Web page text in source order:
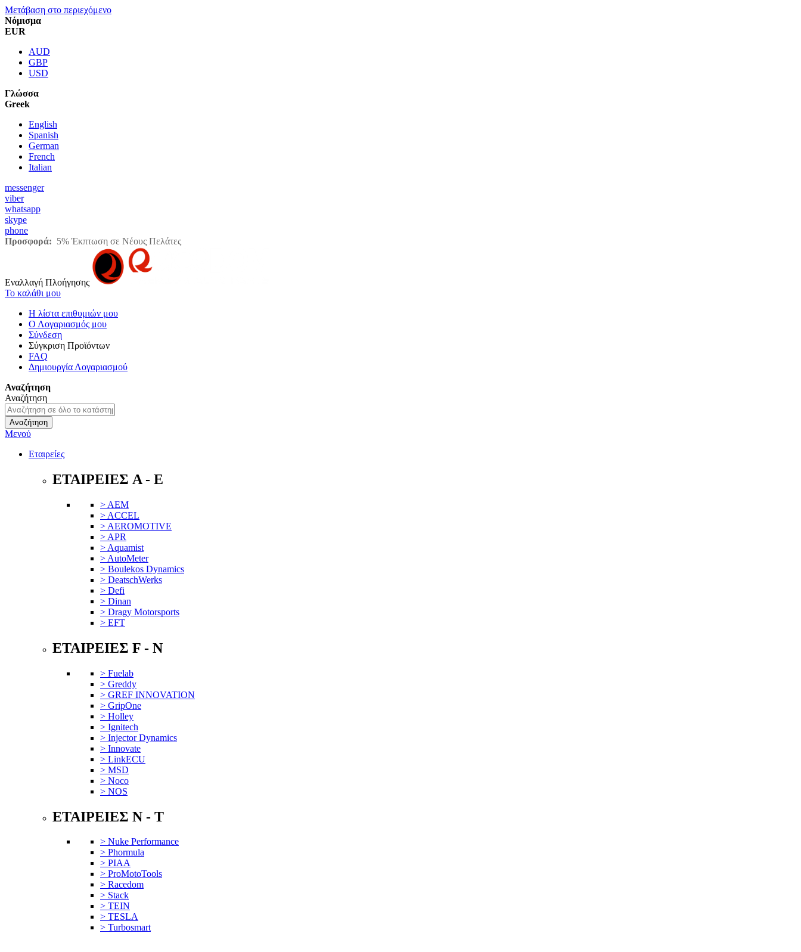
Μετάβαση στο περιεχόμενο
Νόμισμα
EUR
AUD
GBP
USD
Γλώσσα
Greek
English
Spanish
German
French
Italian
messenger
viber
whatsapp
skype
phone
Προσφορά: 5% Έκπτωση σε Νέους Πελάτες
Εναλλαγή Πλοήγησης
Το καλάθι μου
Η λίστα επιθυμιών μου
Ο Λογαριασμός μου
Σύνδεση
Σύγκριση Προϊόντων
FAQ
Δημιουργία Λογαριασμού
Αναζήτηση
Αναζήτηση
Αναζήτηση
Μενού
Εταιρείες
ΕΤΑΙΡΕΙΕΣ A - E
> AEM
> ACCEL
> AEROMOTIVE
> APR
> Aquamist
> AutoMeter
> Boulekos Dynamics
> DeatschWerks
> Defi
> Dinan
> Dragy Motorsports
> EFT
ΕΤΑΙΡΕΙΕΣ F - N
> Fuelab
> Greddy
> GREF INNOVATION
> GripOne
> Holley
> Ignitech
> Injector Dynamics
> Innovate
> LinkECU
> MSD
> Noco
> NOS
ΕΤΑΙΡΕΙΕΣ N - T
> Nuke Performance
> Phormula
> PIAA
> ProMotoTools
> Racedom
> Stack
> TEIN
> TESLA
> Turbosmart